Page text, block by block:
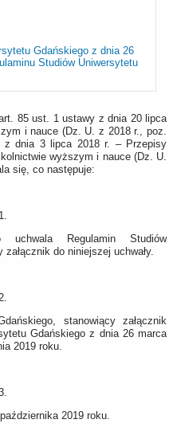
Gdańskiego z dnia 26
Studiów Uniwersytetu
85 ust. 1 ustawy z dnia 20 lipca
i nauce (Dz. U. z 2018 r., poz.
dnia 3 lipca 2018 r. – Przepisy
wyższym i nauce (Dz. U.
się, co następuje:
uchwala Regulamin Studiów
do niniejszej uchwały.
stanowiący załącznik
Gdańskiego z dnia 26 marca
2019 roku.
2019 roku.